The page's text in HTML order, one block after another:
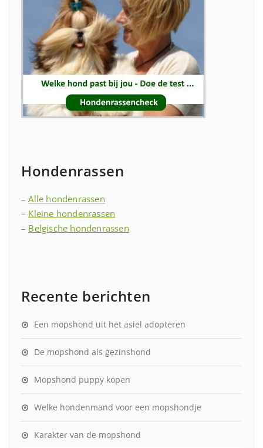
Hondenrassen
–Alle hondenrassen
– Kleine hondenrassen
– Belgische hondenrassen
Recente berichten
Een mopshond uit het asiel adopteren
De mopshond als gezinshond
Mopshond puppy kopen
Welke hondenmand voor een mopshondje
Karakter van de mopshond